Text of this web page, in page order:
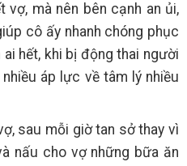
vợ, mà nên bên cạnh an ủi,
cô ấy nhanh chóng phục
hết, khi bị động thai người
áp lực về tâm lý nhiều
sau mỗi giờ tan sở thay vì
nấu cho vợ những bữa ăn